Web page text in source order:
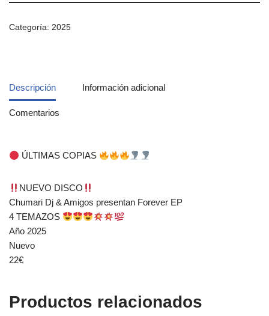
Categoría: 2025
Descripción Información adicional
Comentarios
ÚLTIMAS COPIAS
NUEVO DISCO
Chumari Dj & Amigos presentan Forever EP
4 TEMAZOS
Año 2025
Nuevo
22€
Productos relacionados